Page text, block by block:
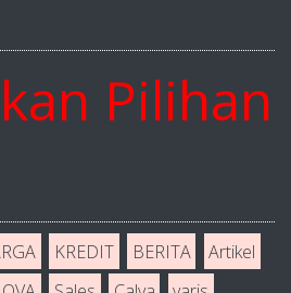
KREDIT BERITA
Artikel